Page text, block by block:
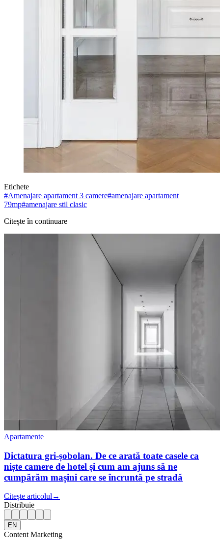
Etichete
#Amenajare apartament 3 camere#amenajare apartament
79mp#amenajare stil clasic
Citește în continuare
Apartamente
Dictatura gri-șobolan. De ce arată toate casele ca
niște camere de hotel și cum am ajuns să ne
cumpărăm mașini care se încruntă pe stradă
Citește articolul →
Distribuie
EN
Content Marketing